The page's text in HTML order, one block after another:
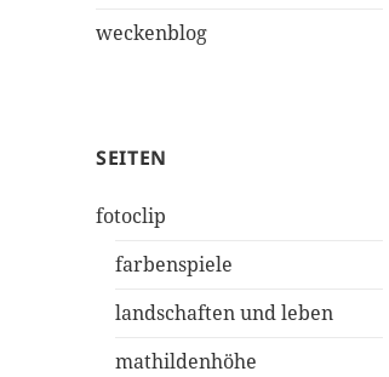
weckenblog
SEITEN
fotoclip
farbenspiele
landschaften und leben
mathildenhöhe